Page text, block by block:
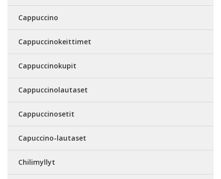
Cappuccino
Cappuccinokeittimet
Cappuccinokupit
Cappuccinolautaset
Cappuccinosetit
Capuccino-lautaset
Chilimyllyt